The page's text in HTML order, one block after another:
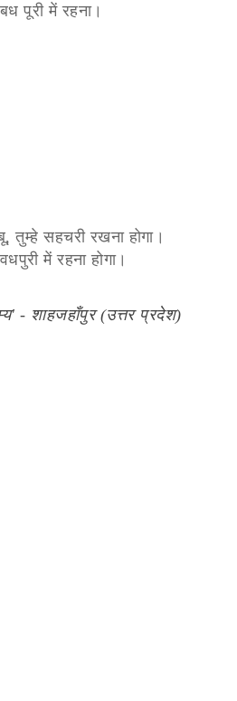
पूरी में रहना।
सहचरी रखना होगा।
में रहना होगा।
- शाहजहाँपुर (उत्तर प्रदेश)